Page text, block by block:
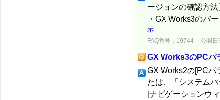
ージョンの確認方
・GX Works3のバ
示
FAQ番号：19744 公開日
GX Works3のPCパ
GX Works2の[PCパ
たは、「システム
[ナビゲーションウ